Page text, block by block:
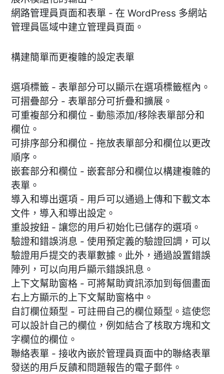
網路管理員頁面和表單 - 在 WordPress 多網站
管理員區域中建立管理員頁面。
構建簡單而更複雜的設定表單
選項標籤 - 表單部分可以顯示在選項標籤框內。
可摺疊部分 - 表單部分可折疊和擴展。
可重複部分和欄位 - 動態添加/移除表單部分和
欄位。
可排序部分和欄位 - 拖放表單部分和欄位以更改
順序。
嵌套部分和欄位 - 嵌套部分和欄位以構建複雜的
表單。
導入和導出選項 - 用戶可以通過上傳和下載文本
文件，導入和導出設定。
重設按鈕 - 讓您的用戶初始化已儲存的選項。
驗證和錯誤消息 - 使用預定義的驗證回調，可以
驗證用戶提交的表單數據。此外，通過設置錯誤
陣列，可以向用戶顯示錯誤訊息。
上下文幫助窗格 - 可將幫助資訊添加到每個畫面
右上方顯示的上下文幫助窗格中。
自訂欄位類型 - 可註冊自己的欄位類型。這使您
可以設計自己的欄位，例如結合了核取方塊和文
字欄位的欄位。
聯絡表單 - 接收內嵌於管理員頁面中的聯絡表單
發送的用戶反饋和問題報告的電子郵件。